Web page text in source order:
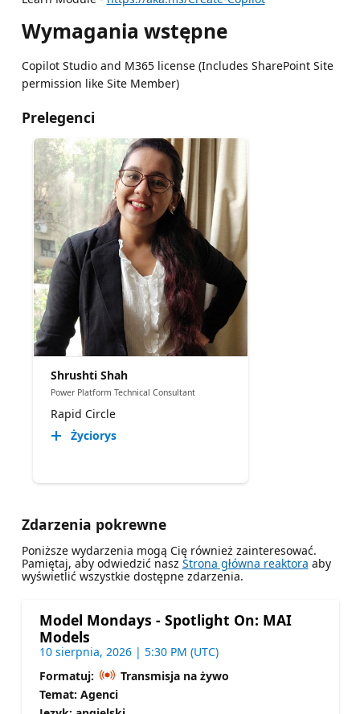
Wymagania wstępne
Copilot Studio and M365 license (Includes SharePoint Site
permission like Site Member)
Prelegenci
Shrushti Shah
Power Platform Technical Consultant
Rapid Circle
Życiorys
Zdarzenia pokrewne
Poniższe wydarzenia mogą Cię również zainteresować.
Pamiętaj, aby odwiedzić nasz Strona główna reaktora aby
wyświetlić wszystkie dostępne zdarzenia.
Model Mondays - Spotlight On: MAI
Models
10 sierpnia, 2026 | 5:30 PM (UTC)
Formatuj:
Transmisja na żywo
Temat: Agenci